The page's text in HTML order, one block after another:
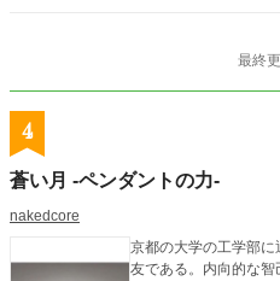
心たっぷりの新入生 ＊受けも攻めも、
な行動に出たりします。差別やいじめ
最終
4
蒼い月 -ペンダントの力-
nakedcore
京都の大学の工学部
友である。内向的な